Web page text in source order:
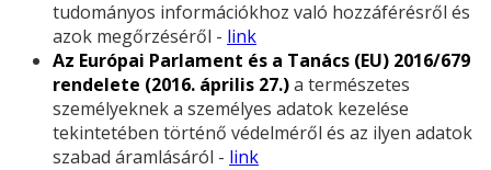
tudományos információkhoz való hozzáférésről és
azok megőrzéséről - link
Az Európai Parlament és a Tanács (EU) 2016/679
rendelete (2016. április 27.)a természetes
személyeknek a személyes adatok kezelése
tekintetében történő védelméről és az ilyen adatok
szabad áramlásáról - link